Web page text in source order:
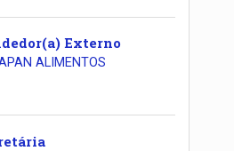
Externo
ALIMENTOS